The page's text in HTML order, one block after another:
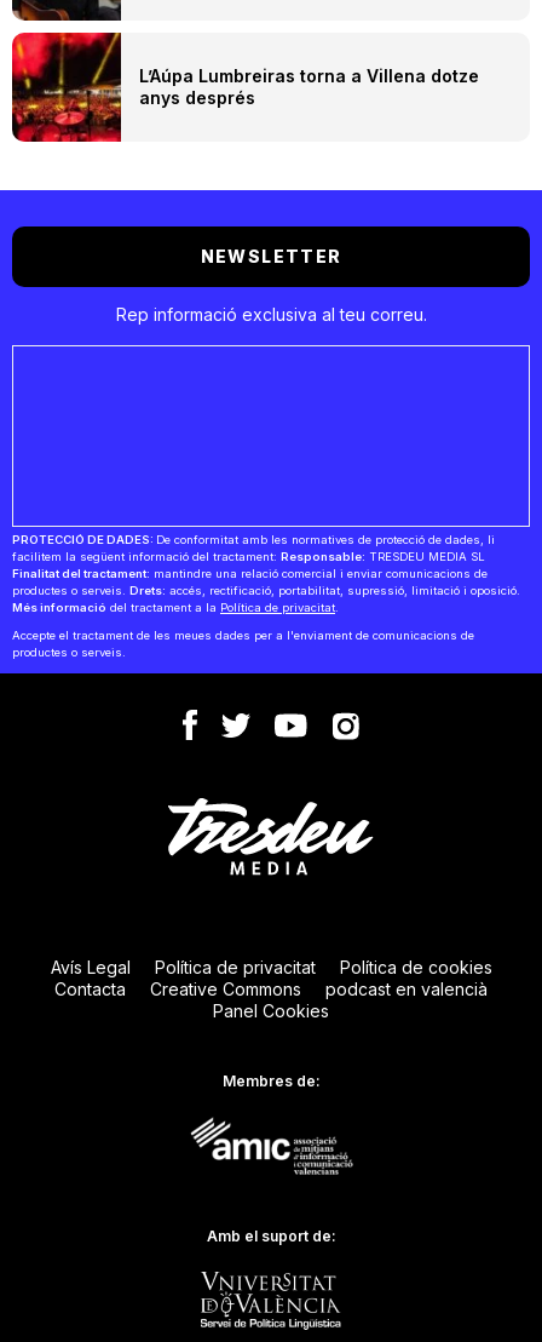
L’Aúpa Lumbreiras torna a Villena dotze
anys després
NEWSLETTER
Rep informació exclusiva al teu correu.
PROTECCIÓ DE DADES: De conformitat amb les normatives de protecció de dades, li
facilitem la següent informació del tractament: Responsable: TRESDEU MEDIA SL
Finalitat del tractament: mantindre una relació comercial i enviar comunicacions de
productes o serveis. Drets: accés, rectificació, portabilitat, supressió, limitació i oposició.
Més informació del tractament a la Política de privacitat
Accepte el tractament de les meues dades per a l'enviament de comunicacions de
productes o serveis.
Avís Legal Política de privacitat
Política de cookies
Contacta
Creative Commons
podcast en valencià
Panel Cookies
Membres de:
Amb el suport de: